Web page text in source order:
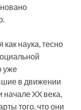
наука, тесно
уже
в движении
начале XX века,
того, что они